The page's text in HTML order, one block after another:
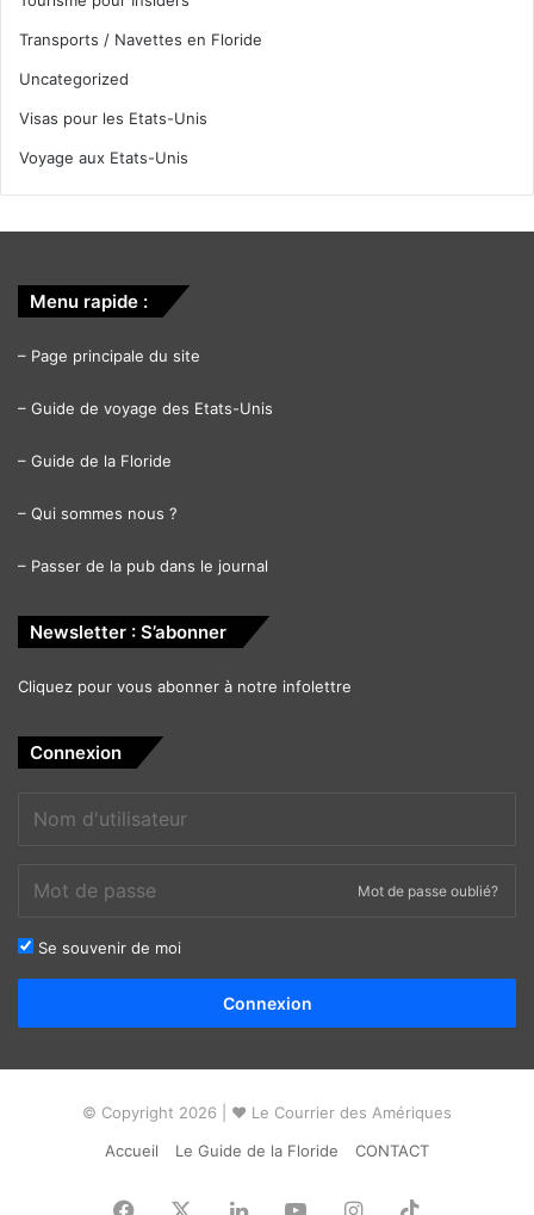
Transports / Navettes en Floride
Uncategorized
Visas pour les Etats-Unis
Voyage aux Etats-Unis
Menu rapide :
– Page principale du site
– Guide de voyage des Etats-Unis
– Guide de la Floride
– Qui sommes nous ?
– Passer de la pub dans le journal
Newsletter : S’abonner
Cliquez pour vous abonner à notre infolettre
Connexion
Mot de passe oublié?
Se souvenir de moi
Connexion
© Copyright 2026 | ❤ Le Courrier des Amériques
Accueil
Le Guide de la Floride CONTACT
Facebook LinkedinYouTubeInstagram